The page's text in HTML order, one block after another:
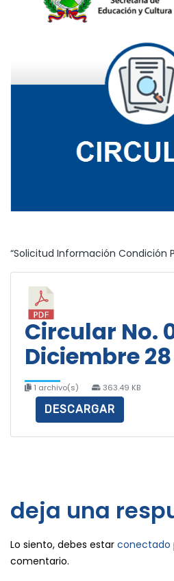
“Solicitud Información Condición
Circular No.
Diciembre 28
1 archivo(s) 363.49 KB
DESCARGAR
deja una
Lo siento, debes estar conectado
comentario.